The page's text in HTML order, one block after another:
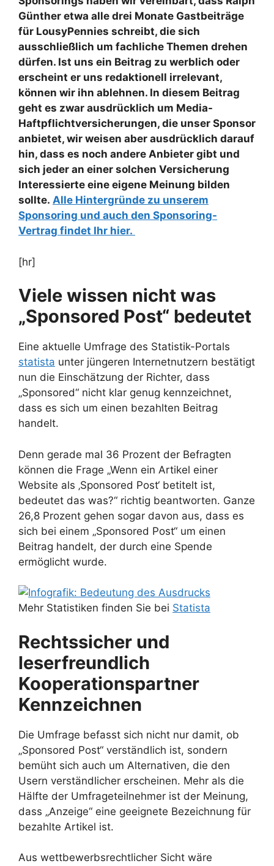
Günther etwa alle drei Monate Gastbeiträge
für LousyPennies schreibt, die sich
ausschließlich um fachliche Themen drehen
dürfen. Ist uns ein Beitrag zu werblich oder
erscheint er uns redaktionell irrelevant,
können wir ihn ablehnen. In diesem Beitrag
geht es zwar ausdrücklich um Media-
Haftpflichtversicherungen, die unser Sponsor
anbietet, wir weisen aber ausdrücklich darauf
hin, dass es noch andere Anbieter gibt und
sich jeder an einer solchen Versicherung
Interessierte eine eigene Meinung bilden
sollte. Alle Hintergründe zu unserem
Sponsoring und auch den Sponsoring-
Vertrag findet Ihr hier.
[hr]
Viele wissen nicht was
„Sponsored Post“ bedeutet
Eine aktuelle Umfrage des Statistik-Portals
statista unter jüngeren Internetnutzern bestätigt
nun die Einschätzung der Richter, dass
„Sponsored“ nicht klar genug kennzeichnet,
dass es sich um einen bezahlten Beitrag
handelt.
Denn gerade mal 36 Prozent der Befragten
können die Frage „Wenn ein Artikel einer
Website als ‚Sponsored Post‘ betitelt ist,
bedeutet das was?“ richtig beantworten. Ganze
26,8 Prozent gehen sogar davon aus, dass es
sich bei einem „Sponsored Post“ um einen
Beitrag handelt, der durch eine Spende
ermöglicht wurde.
Mehr Statistiken finden Sie bei Statista
Rechtssicher und
leserfreundlich
Kooperationspartner
Kennzeichnen
Die Umfrage befasst sich nicht nur damit, ob
„Sponsored Post“ verständlich ist, sondern
bemüht sich auch um Alternativen, die den
Usern verständlicher erscheinen. Mehr als die
Hälfte der Umfrageteilnehmer ist der Meinung,
dass „Anzeige“ eine geeignete Bezeichnung für
bezahlte Artikel ist.
Aus wettbewerbsrechtlicher Sicht wäre